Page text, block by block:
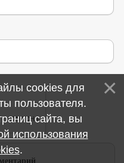
cookies для
пользователя.
сайта, вы
использования
.